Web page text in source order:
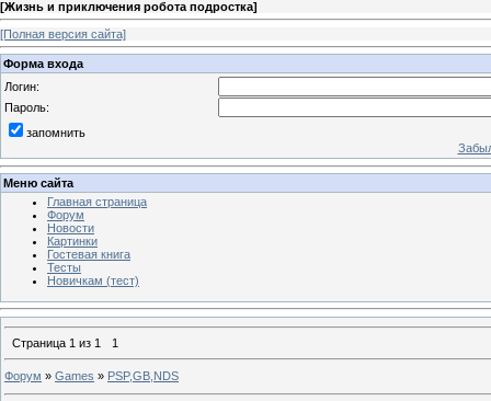
[Жизнь и приключения робота подростка]
[Полная версия сайта]
Форма входа
Логин:
Пароль:
запомнить
Меню сайта
Главная страница
Форум
Новости
Картинки
Гостевая книга
Тесты
Новичкам (тест)
Страница 1 из 1 1
Форум » Games » PSP,GB,NDS